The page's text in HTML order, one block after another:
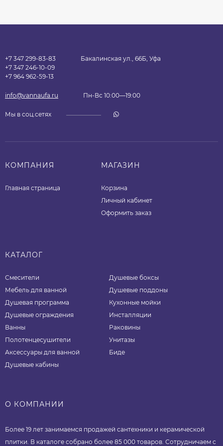
+7 347 299-83-83
+7 347 246-10-09
+7 964 962-59-13
Бакалинская ул., 66Б, Уфа
info@vannaufa.ru Пн-Вс 10:00—19:00
Мы в соц.сетях
КОМПАНИЯ
Главная страница
МАГАЗИН
Корзина
Личный кабинет
Оформить заказ
КАТАЛОГ
Смесители
Мебель для ванной
Душевая программа
Душевые ограждения
Ванны
Полотенцесушители
Аксессуары для ванной
Душевые кабины
Душевые боксы
Душевые поддоны
Кухонные мойки
Инсталляции
Раковины
Унитазы
Биде
О КОМПАНИИ
Более 19 лет занимаемся продажей сантехники и керамической
плитки. В каталоге собрано более 85 000 товаров. Сотрудничаем с